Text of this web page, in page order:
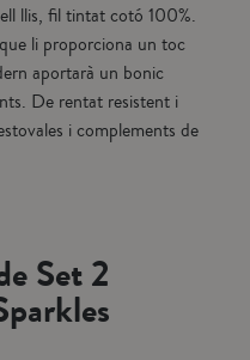
llis, fil tintat cotó 100%.
li proporciona un toc
aportarà un bonic
De rentat resistent i
i complements de
Set 2